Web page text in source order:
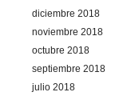
diciembre 2018
noviembre 2018
octubre 2018
septiembre 2018
julio 2018